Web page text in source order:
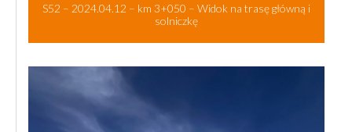
S52 – 2024.04.12 – km 3+050 – Widok na trasę główną i
solniczkę